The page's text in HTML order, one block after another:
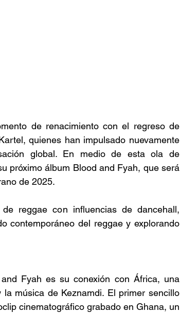
de renacimiento con el regreso de
quienes han impulsado nuevamente
global. En medio de esta ola de
próximo álbum Blood and Fyah, que será
de 2025.
reggae con influencias de dancehall,
contemporáneo del reggae y explorando
Fyah es su conexión con África, una
música de Keznamdi. El primer sencillo
cinematográfico grabado en Ghana, un